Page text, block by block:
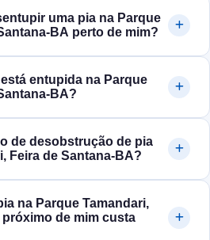
uma pia na Parque
perto de mim?
entupida na Parque
de desobstrução de pia
Feira de Santana‑BA?
na Parque Tamandari,
próximo de mim custa